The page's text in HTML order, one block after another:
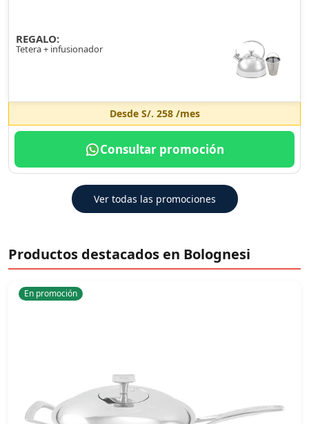
REGALO:
Tetera + infusionador
Desde S/. 258/mes
Consultar promoción
Ver todas las promociones
Productos destacados en Bolognesi
En promoción